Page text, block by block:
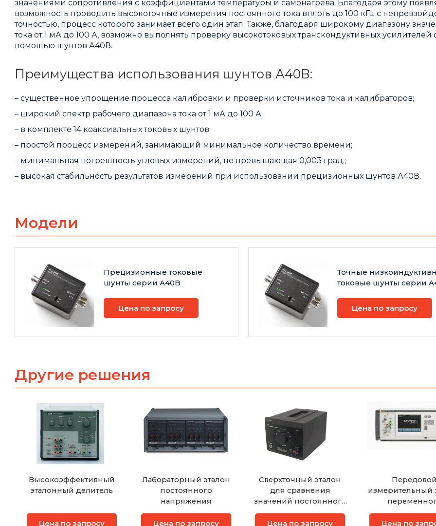
значениями сопротивления с коэффициентами температуры и самонагрева. Благодаря этому
возможность проводить высокоточные измерения постоянного тока вплоть до 100 кГц с
точностью, процесс которого занимает всего один этап. Также, благодаря широкому диапазону
тока от 1 мА до 100 А, возможно выполнять проверку высокотоковых транскондуктивных усилителей
помощью шунтов А40В.
Преимущества использования шунтов А40В:
– существенное упрощение процесса калибровки и проверки источников тока и калибраторов;
– широкий спектр рабочего диапазона тока от 1 мА до 100 А;
– в комплекте 14 коаксиальных токовых шунтов;
– простой процесс измерений, занимающий минимальное количество времени;
– минимальная погрешность угловых измерений, не превышающая 0,003 град.;
– высокая стабильность результатов измерений при использовании прецизионных шунтов А40В.
Модели
Прецизионные токовые
шунты серии A40B
Цена по запросу
Точные
токовые шунты серии
Цена по запросу
Другие решения
Высокоэффективный
эталонный делитель
Цена по запросу
Лабораторный эталон
постоянного
напряжения
Цена по запросу
Сверхточный эталон
для сравнения
значений постоянного
и переменного
напряжения
Цена по запросу
Передовой
измерительный
Цена по